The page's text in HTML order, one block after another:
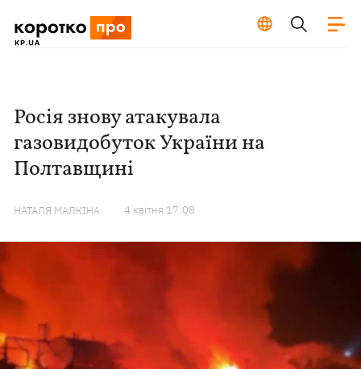
Росія знову атакувала
газовидобуток України на
Полтавщині
НАТАЛЯ МАЛКІНА 4 квiтня 17:08